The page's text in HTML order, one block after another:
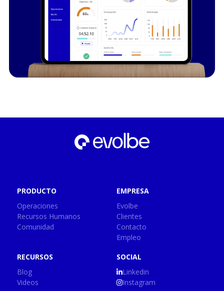
PRODUCTO
Operaciones
Recursos Humanos
Comunidad
EMPRESA
Evolbe
Clientes
Contacto
Empleo
RECURSOS
Blog
Videos
SOCIAL
Linkedin
Instagram